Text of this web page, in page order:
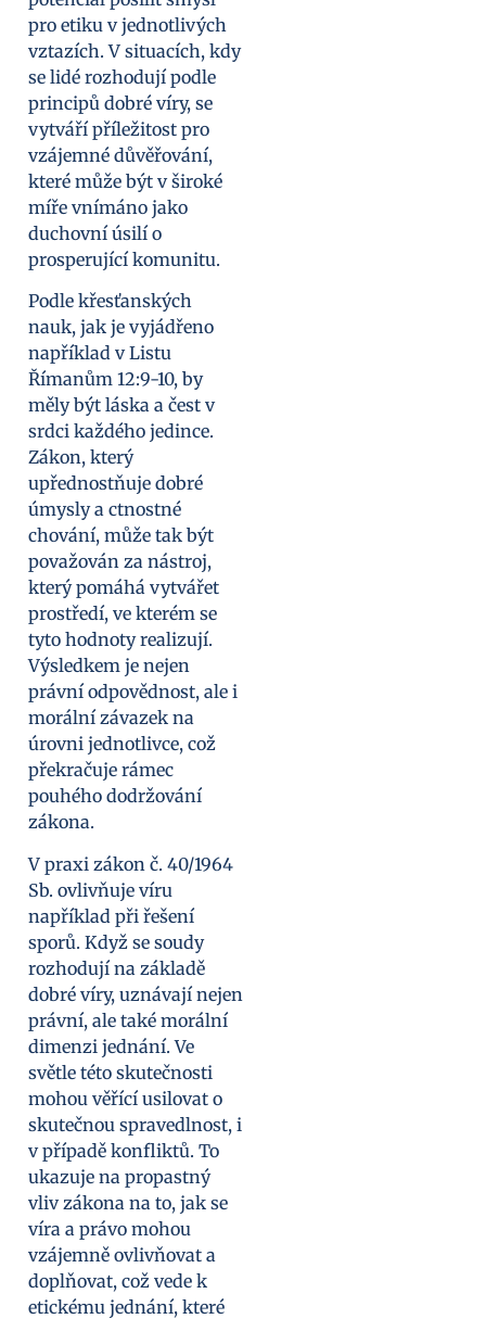
pro etiku v jednotlivých
vztazích. V situacích, kdy
se lidé rozhodují podle
principů dobré víry, se
vytváří příležitost pro
vzájemné důvěřování,
které může být v široké
míře vnímáno jako
duchovní úsilí o
prosperující komunitu.
Podle křesťanských
nauk, jak je vyjádřeno
například v Listu
Římanům 12:9-10, by
měly být láska a čest v
srdci každého jedince.
Zákon, který
upřednostňuje dobré
úmysly a ctnostné
chování, může tak být
považován za nástroj,
který pomáhá vytvářet
prostředí, ve kterém se
tyto hodnoty realizují.
Výsledkem je nejen
právní odpovědnost, ale i
morální závazek na
úrovni jednotlivce, což
překračuje rámec
pouhého dodržování
zákona.
V praxi zákon č. 40/1964
Sb. ovlivňuje víru
například při řešení
sporů. Když se soudy
rozhodují na základě
dobré víry, uznávají nejen
právní, ale také morální
dimenzi jednání. Ve
světle této skutečnosti
mohou věřící usilovat o
skutečnou spravedlnost, i
v případě konfliktů. To
ukazuje na propastný
vliv zákona na to, jak se
víra a právo mohou
vzájemně ovlivňovat a
doplňovat, což vede k
etickému jednání, které